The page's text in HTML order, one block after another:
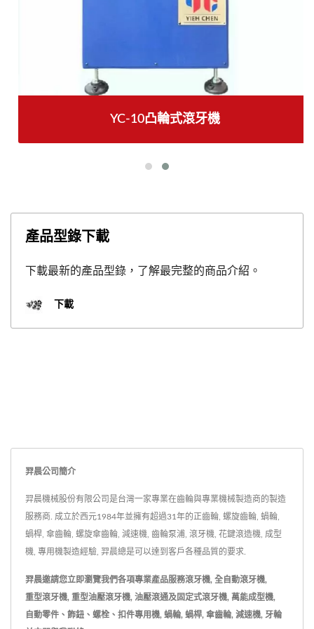
YC-10凸輪式滾牙機
產品型錄下載
下載最新的產品型錄，了解最完整的商品介紹。
下載
羿晨公司簡介
羿晨機械股份有限公司是台灣一家專業在齒輪與專業機械製造商的製造
服務商. 成立於西元1984年並擁有超過31年的正齒輪, 螺旋齒輪, 蝸輪,
蝸桿, 傘齒輪, 螺旋傘齒輪, 減速機, 齒輪泵浦, 滾牙機, 花鍵滾造機, 成型
機, 專用機製造經驗, 羿晨總是可以達到客戶各種品質的要求.
羿晨邀請您立即瀏覽我們各項專業產品服務滾牙機, 全自動滾牙機,
重型滾牙機, 重型油壓滾牙機, 油壓滾通及固定式滾牙機, 萬能成型機,
自動零件、飾鈕、螺栓、扣件專用機, 蝸輪, 蝸桿, 傘齒輪, 減速機, 牙輪